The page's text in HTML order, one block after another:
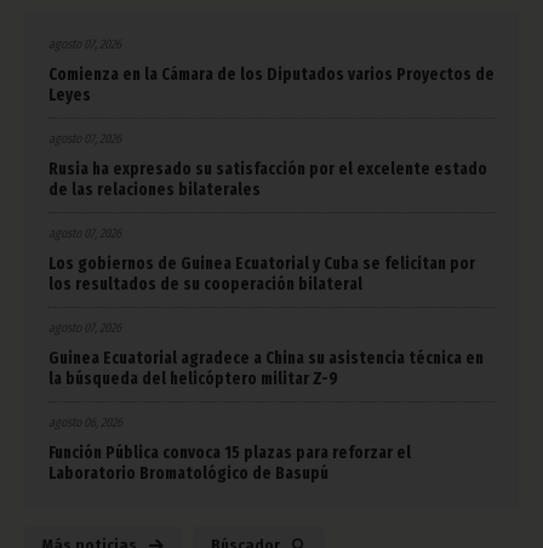
agosto 07, 2026
Comienza en la Cámara de los Diputados varios Proyectos de
Leyes
agosto 07, 2026
Rusia ha expresado su satisfacción por el excelente estado
de las relaciones bilaterales
agosto 07, 2026
Los gobiernos de Guinea Ecuatorial y Cuba se felicitan por
los resultados de su cooperación bilateral
agosto 07, 2026
Guinea Ecuatorial agradece a China su asistencia técnica en
la búsqueda del helicóptero militar Z-9
agosto 06, 2026
Función Pública convoca 15 plazas para reforzar el
Laboratorio Bromatológico de Basupú